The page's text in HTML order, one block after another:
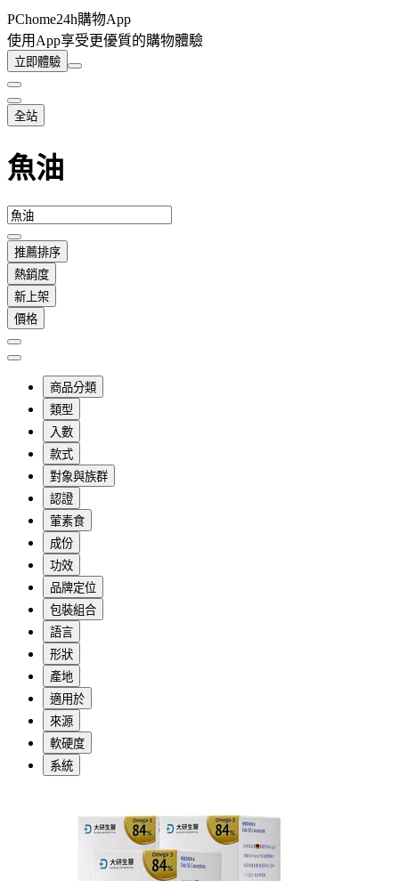
PChome24h購物App
使用App享受更優質的購物體驗
立即體驗
全站
魚油
推薦排序
熱銷度
新上架
價格
商品分類
類型
入數
款式
對象與族群
認證
葷素食
成份
功效
品牌定位
包裝組合
語言
形狀
產地
適用於
來源
軟硬度
系統